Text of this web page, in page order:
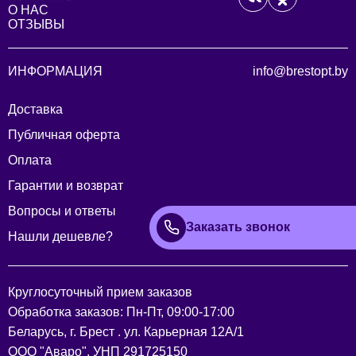
О НАС
ОТЗЫВЫ
ИНФОРМАЦИЯ
Доставка
Публичная оферта
Оплата
Гарантии и возврат
Вопросы и ответы
Нашли дешевле?
info@brestopt.by
Заказать звонок
Круглосуточный прием заказов
Обработка заказов: Пн-Пт, 09:00-17:00
Беларусь, г. Брест . ул. Карьерная 12А/1
ООО "Аваро", УНП 291725150